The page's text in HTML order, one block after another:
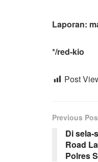
Laporan:
*/red-kio
Post
Previous
Di sela-
Road
Polres